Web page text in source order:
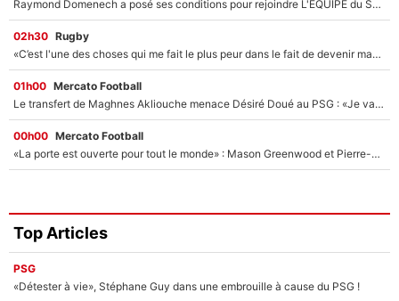
Raymond Domenech a posé ses conditions pour rejoindre L'EQUIPE du Soir : Il refuse de faire l'émission avec un autre chroniqueur !
02h30 Rugby
«C’est l'une des choses qui me fait le plus peur dans le fait de devenir maman» : En couple avec Antoine Dupont, Iris Mittenaere s'inquiète déjà pour ses futurs enfants !
01h00 Mercato Football
Le transfert de Maghnes Akliouche menace Désiré Doué au PSG : «Je valide à 200%»
00h00 Mercato Football
«La porte est ouverte pour tout le monde» : Mason Greenwood et Pierre-Emerick Aubameyang ont quitté l'OM, Amine Gouiri balance sur la suite du mercato et sur la réaction du vestiaire !
Top Articles
PSG
«Détester à vie», Stéphane Guy dans une embrouille à cause du PSG !